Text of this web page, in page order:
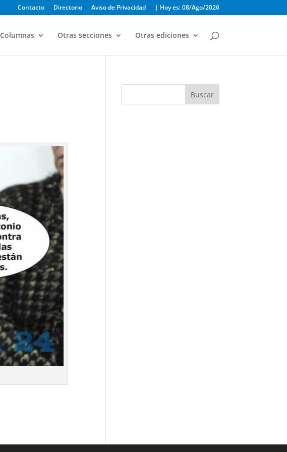
Contacto Directorio Aviso de Privacidad | Hoy es: 08/Ago/2026
Columnas Otras secciones Otras ediciones
Buscar